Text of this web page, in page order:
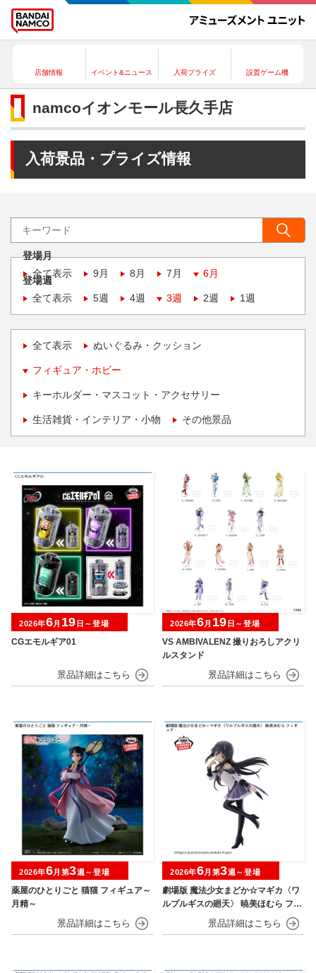
店舗情報 イベント&ニュース 入荷プライズ 設置ゲーム機
namcoイオンモール長久手店
入荷景品・プライズ情報
登場月
全て表示
9月 8月 7月 6月
登場週
全て表示
5週 4週 3週 2週 1週
全て表示 ぬいぐるみ・クッション
フィギュア・ホビー
キーホルダー・マスコット・アクセサリー
生活雑貨・インテリア・小物 その他景品
CGエモルギア01
2026年6月 19 日～登場
VS AMBIVALENZ 撮りおろしアクリ
ルスタンド
2026年6月 19 日～登場
薬屋のひとりごと 猫猫 フィギュア～
月精～
2026年6月第3週～登場
劇場版 魔法少女まどか☆マギカ〈ワ
ルプルギスの廻天〉 暁美ほむら フィ
2026年6月第3週～登場